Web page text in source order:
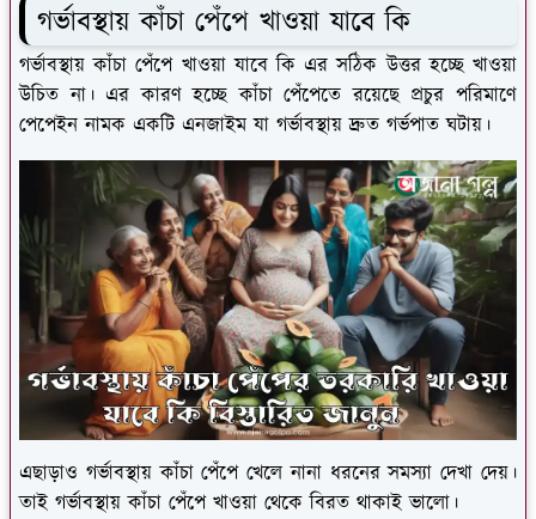
গর্ভাবস্থায় কাঁচা পেঁপে খাওয়া যাবে কি
গর্ভাবস্থায় কাঁচা পেঁপে খাওয়া যাবে কি এর সঠিক উত্তর হচ্ছে খাওয়া
উচিত না। এর কারণ হচ্ছে কাঁচা পেঁপেতে রয়েছে প্রচুর পরিমাণে
পেপেইন নামক একটি এনজাইম যা গর্ভাবস্থায় দ্রুত গর্ভপাত ঘটায়।
এছাড়াও গর্ভাবস্থায় কাঁচা পেঁপে খেলে নানা ধরনের সমস্যা দেখা দেয়।
তাই গর্ভাবস্থায় কাঁচা পেঁপে খাওয়া থেকে বিরত থাকাই ভালো।